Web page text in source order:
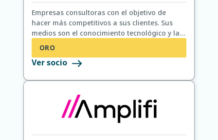
Empresas consultoras con el objetivo de
hacer más competitivos a sus clientes. Sus
medios son el conocimiento tecnológico y la
pasión por encontrar constantemente
ORO
Ver socio